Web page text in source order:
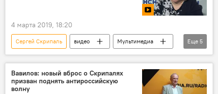
4 марта 2019, 18:20
Сергей Скрипаль видео
Мультимедиа
В мире
Политика
Новости
пресс-конференция
Ситуация вокруг "дела Скрипаля"
Еще 5
Вавилов: новый вброс о Скрипалях
призван поднять антироссийскую
волну